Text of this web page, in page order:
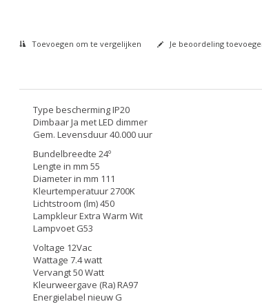
Toevoegen om te vergelijken Je beoordeling
Type bescherming IP20
Dimbaar Ja met LED dimmer
Gem. Levensduur 40.000 uur
Bundelbreedte 24º
Lengte in mm 55
Diameter in mm 111
Kleurtemperatuur 2700K
Lichtstroom (lm) 450
Lampkleur Extra Warm Wit
Lampvoet G53
Voltage 12Vac
Wattage 7.4 watt
Vervangt 50 Watt
Kleurweergave (Ra) RA97
Energielabel nieuw G